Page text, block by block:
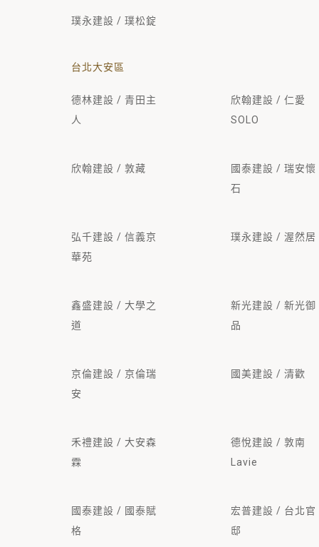
璞永建設 / 璞松錠
台北大安區
德林建設 / 青田主
人
欣翰建設 / 仁愛
SOLO
欣翰建設 / 敦藏
國泰建設 / 瑞安懷
石
弘千建設 / 信義京
華苑
璞永建設 / 渥然居
鑫盛建設 / 大學之
道
新光建設 / 新光御
品
京倫建設 / 京倫瑞
安
國美建設 / 清歡
禾禮建設 / 大安森
霖
德悅建設 / 敦南
Lavie
國泰建設 / 國泰賦
格
宏普建設 / 台北官
邸